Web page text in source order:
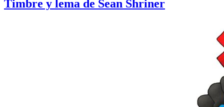
Timbre y lema de Sean Shriner